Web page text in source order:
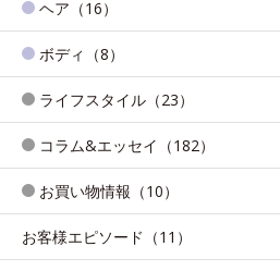
ヘア（16）
ボディ（8）
ライフスタイル（23）
コラム&エッセイ（182）
お買い物情報（10）
お客様エピソード（11）